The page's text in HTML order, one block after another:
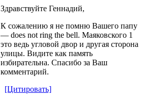
Здравствуйте Геннадий,
К сожалению я не помню Вашего папу
— does not ring the bell. Маяковского 1
это ведь угловой двор и другая сторона
улицы. Видите как память
избирательна. Спасибо за Ваш
комментарий.
[Цитировать]